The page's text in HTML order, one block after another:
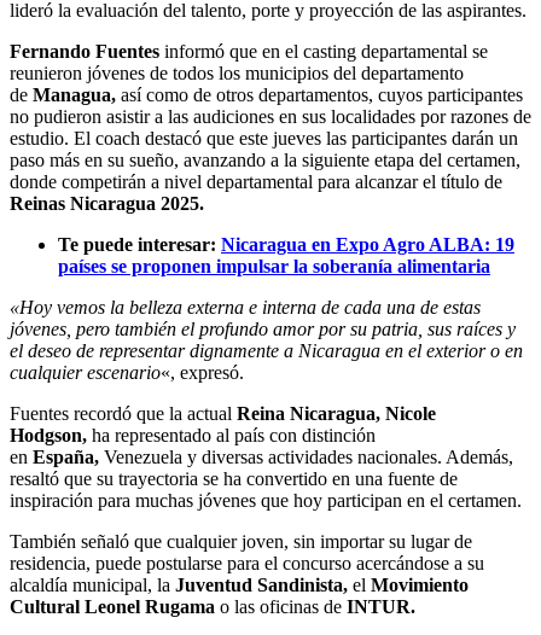
lideró la evaluación del talento, porte y proyección de las aspirantes.
Fernando Fuentes informó que en el casting departamental se
reunieron jóvenes de todos los municipios del departamento
de Managua, así como de otros departamentos, cuyos participantes
no pudieron asistir a las audiciones en sus localidades por razones de
estudio. El coach destacó que este jueves las participantes darán un
paso más en su sueño, avanzando a la siguiente etapa del certamen,
donde competirán a nivel departamental para alcanzar el título de
Reinas Nicaragua 2025.
Te puede interesar: Nicaragua en Expo Agro ALBA: 19
países se proponen impulsar la soberanía alimentaria
«Hoy vemos la belleza externa e interna de cada una de estas
jóvenes, pero también el profundo amor por su patria, sus raíces y
el deseo de representar dignamente a Nicaragua en el exterior o en
cualquier escenario«, expresó.
Fuentes recordó que la actual Reina Nicaragua, Nicole
Hodgson, ha representado al país con distinción
en España, Venezuela y diversas actividades nacionales. Además,
resaltó que su trayectoria se ha convertido en una fuente de
inspiración para muchas jóvenes que hoy participan en el certamen.
También señaló que cualquier joven, sin importar su lugar de
residencia, puede postularse para el concurso acercándose a su
alcaldía municipal, la Juventud Sandinista, el Movimiento
Cultural Leonel Rugama o las oficinas de INTUR.